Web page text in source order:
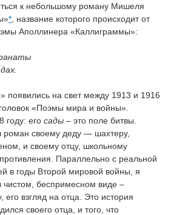
к небольшому роману Мишеля
* , название которого происходит от
Аполлинера «Каллиграммы»:
на свет между 1913 и 1916
«Поэмы мира и войны».
году: его сады – это поле битвы.
роман своему деду — шахтеру,
и своему отцу, школьному
Параллельно с реальной
в годы Второй мировой войны, я
чистом, беспримесном виде –
взгляд на отца. Это история
своего отца, и того, что